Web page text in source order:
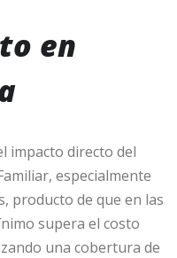
en
impacto directo del
especialmente
producto de que en las
supera el costo
una cobertura de